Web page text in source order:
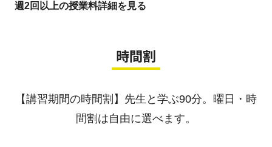
週2回以上の授業料詳細を見る
時間割
【講習期間の時間割】先生と学ぶ90分。曜日・時
間割は自由に選べます。